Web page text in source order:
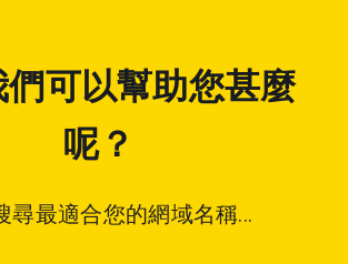
可以幫助您甚麼
呢？
尋最適合您的網域名稱...